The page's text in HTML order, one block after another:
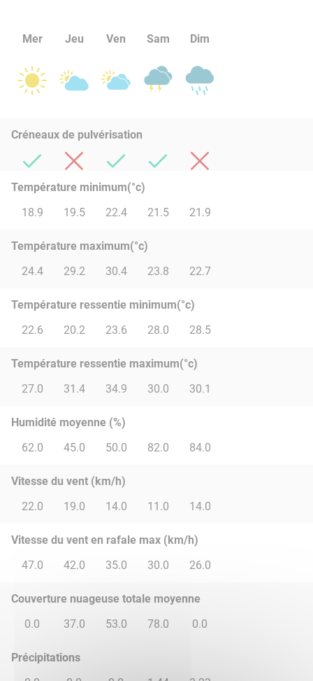
Mer Jeu Ven Sam Dim
Créneaux de pulvérisation
Température minimum(°c)
18.9
19.5 22.4 21.5 21.9
Température maximum(°c)
24.4
29.2 30.4 23.8 22.7
Température ressentie minimum(°c)
22.6
20.2 23.6 28.0 28.5
Température ressentie maximum(°c)
27.0
31.4 34.9 30.0 30.1
Humidité moyenne (%)
62.0
45.0 50.0 82.0 84.0
Vitesse du vent (km/h)
22.0
19.0 14.0 11.0 14.0
Vitesse du vent en rafale max (km/h)
47.0
42.0 35.0 30.0 26.0
Couverture nuageuse totale moyenne
0.0
37.0 53.0 78.0 0.0
Précipitations